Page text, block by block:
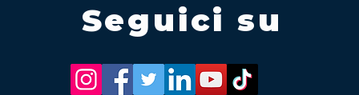
Seguici su